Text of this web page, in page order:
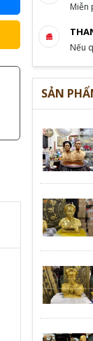
Miễn
Nếu
SẢN